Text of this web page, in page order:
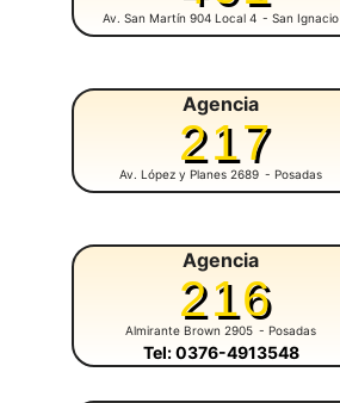
Av. San Martín 904 Local 4 - San Ignacio
Agencia
217
Av. López y Planes 2689 - Posadas
Agencia
216
Almirante Brown 2905 - Posadas
Tel: 0376-4913548